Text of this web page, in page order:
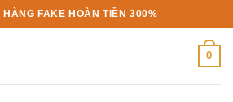
HÀNG FAKE HOÀN TIỀN 300%
0